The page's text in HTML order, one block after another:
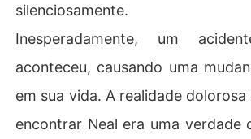
silenciosamente.
Inesperadamente, um
aconteceu, causando uma
em sua vida. A realidade dolorosa
encontrar Neal era uma verdade